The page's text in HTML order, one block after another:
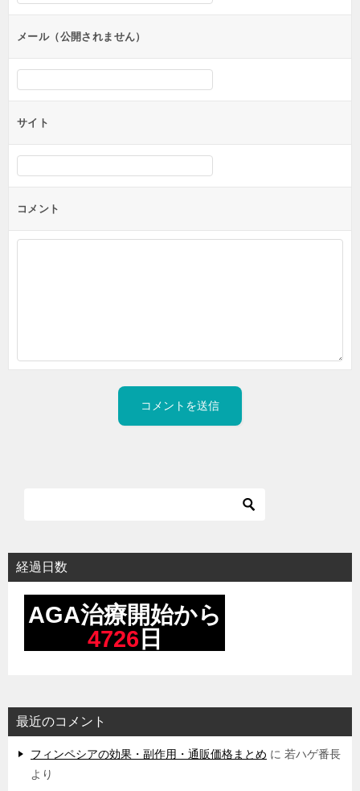
ンメール（公開されません）
サイト
コメント
経過日数
最近のコメント
フィンペシアの効果・副作用・通販価格まとめ に 若ハゲ番長
より